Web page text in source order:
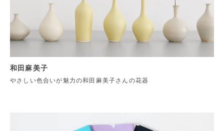
和田麻美子
やさしい色合いが魅力の和田麻美子さんの花器